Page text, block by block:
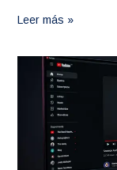
Leer más »